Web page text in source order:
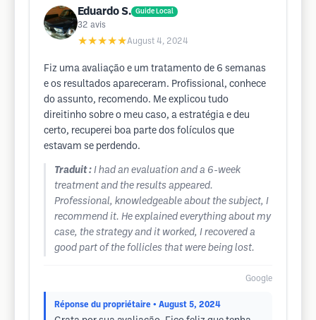
Eduardo S. Guide Local
32 avis
★★★★★August 4, 2024
Fiz uma avaliação e um tratamento de 6 semanas
e os resultados apareceram. Profissional, conhece
do assunto, recomendo. Me explicou tudo
direitinho sobre o meu caso, a estratégia e deu
certo, recuperei boa parte dos folículos que
estavam se perdendo.
Traduit : I had an evaluation and a 6-week
treatment and the results appeared.
Professional, knowledgeable about the subject, I
recommend it. He explained everything about my
case, the strategy and it worked, I recovered a
good part of the follicles that were being lost.
Google
Réponse du propriétaire • August 5, 2024